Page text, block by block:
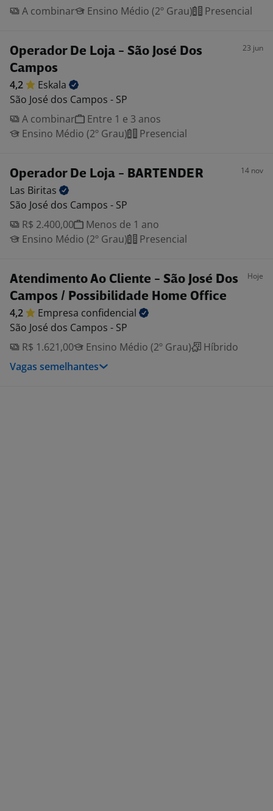
A combinar Ensino Médio (2º Grau) Presencial
Operador De Loja - São José Dos
Campos
23 jun
4,2
Eskala
São José dos Campos - SP
A combinar
Entre 1 e 3 anos
Ensino Médio (2º Grau)
Presencial
Operador De Loja - BARTENDER 14 nov
Las Biritas
São José dos Campos - SP
R$ 2.400,00
Menos de 1 ano
Ensino Médio (2º Grau)
Presencial
Atendimento Ao Cliente - São José Dos
Campos / Possibilidade Home Office
Hoje
4,2 Empresa confidencial
São José dos Campos - SP
R$ 1.621,00
Ensino Médio (2º Grau)
Híbrido
Vagas semelhantes